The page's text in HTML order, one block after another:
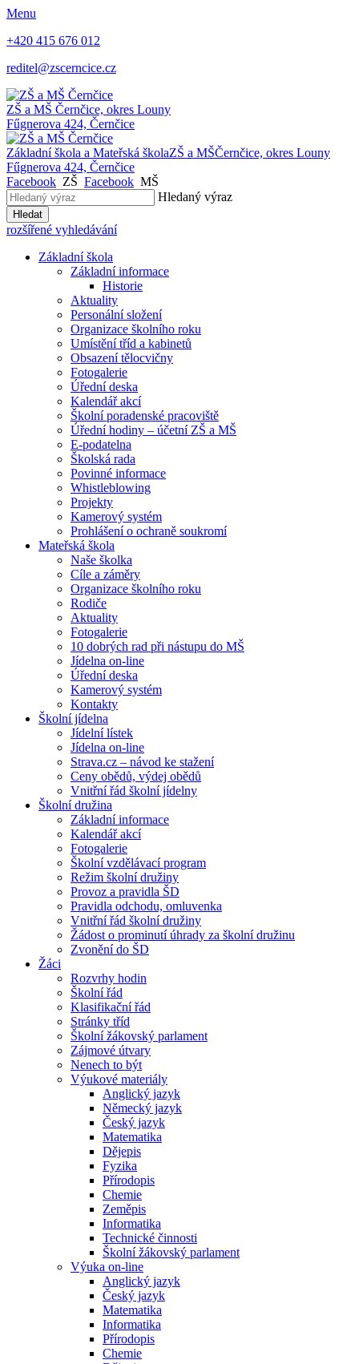
Menu
+420 415 676 012
reditel@zscerncice.cz
ZŠ a MŠ Černčice, okres Louny
Fűgnerova 424, Černčice
Základní škola a Mateřská školaZŠ a MŠČernčice, okres Louny
Fűgnerova 424, Černčice
Facebook ZŠ Facebook MŠ
Hledaný výraz
Hledat
rozšířené vyhledávání
Základní škola
Základní informace
Historie
Aktuality
Personální složení
Organizace školního roku
Umístění tříd a kabinetů
Obsazení tělocvičny
Fotogalerie
Úřední deska
Kalendář akcí
Školní poradenské pracoviště
Úřední hodiny – účetní ZŠ a MŠ
E-podatelna
Školská rada
Povinné informace
Whistleblowing
Projekty
Kamerový systém
Prohlášení o ochraně soukromí
Mateřská škola
Naše školka
Cíle a záměry
Organizace školního roku
Rodiče
Aktuality
Fotogalerie
10 dobrých rad při nástupu do MŠ
Jídelna on-line
Úřední deska
Kamerový systém
Kontakty
Školní jídelna
Jídelní lístek
Jídelna on-line
Strava.cz – návod ke stažení
Ceny obědů, výdej obědů
Vnitřní řád školní jídelny
Školní družina
Základní informace
Kalendář akcí
Fotogalerie
Školní vzdělávací program
Režim školní družiny
Provoz a pravidla ŠD
Pravidla odchodu, omluvenka
Vnitřní řád školní družiny
Žádost o prominutí úhrady za školní družinu
Zvonění do ŠD
Žáci
Rozvrhy hodin
Školní řád
Klasifikační řád
Stránky tříd
Školní žákovský parlament
Zájmové útvary
Nenech to být
Výukové materiály
Anglický jazyk
Německý jazyk
Český jazyk
Matematika
Dějepis
Fyzika
Přírodopis
Chemie
Zeměpis
Informatika
Technické činnosti
Školní žákovský parlament
Výuka on-line
Anglický jazyk
Český jazyk
Matematika
Informatika
Přírodopis
Chemie